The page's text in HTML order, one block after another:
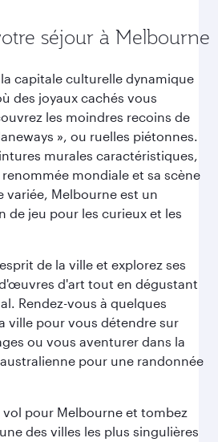
séjour à Melbourne
capitale culturelle dynamique
des joyaux cachés vous
les moindres recoins de
», ou ruelles piétonnes.
murales caractéristiques,
renommée mondiale et sa scène
variée, Melbourne est un
de jeu pour les curieux et les
de la ville et explorez ses
d'art tout en dégustant
Rendez-vous à quelques
ville pour vous détendre sur
ou vous aventurer dans la
pour une randonnée
vol pour Melbourne et tombez
des villes les plus singulières